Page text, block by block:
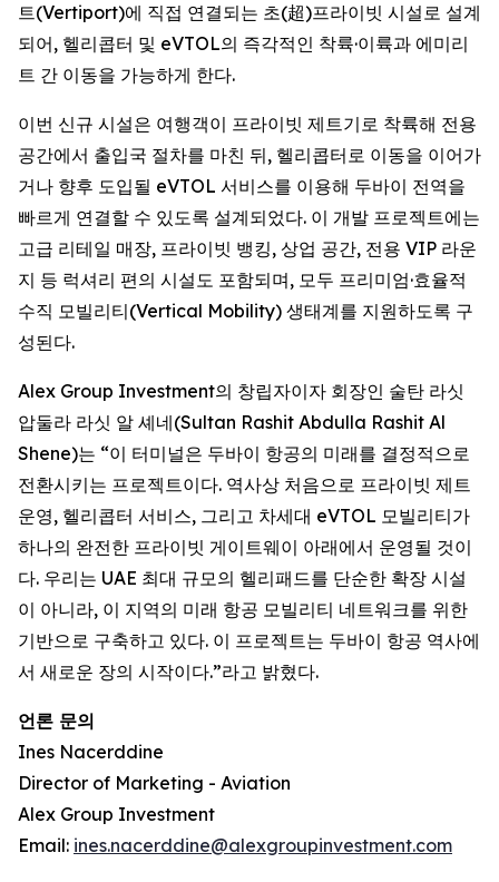
트(Vertiport)에 직접 연결되는 초(超)프라이빗 시설로 설계
되어, 헬리콥터 및 eVTOL의 즉각적인 착륙·이륙과 에미리
트 간 이동을 가능하게 한다.
이번 신규 시설은 여행객이 프라이빗 제트기로 착륙해 전용
공간에서 출입국 절차를 마친 뒤, 헬리콥터로 이동을 이어가
거나 향후 도입될 eVTOL 서비스를 이용해 두바이 전역을
빠르게 연결할 수 있도록 설계되었다. 이 개발 프로젝트에는
고급 리테일 매장, 프라이빗 뱅킹, 상업 공간, 전용 VIP 라운
지 등 럭셔리 편의 시설도 포함되며, 모두 프리미엄·효율적
수직 모빌리티(Vertical Mobility) 생태계를 지원하도록 구
성된다.
Alex Group Investment의 창립자이자 회장인 술탄 라싯
압둘라 라싯 알 셰네(Sultan Rashit Abdulla Rashit Al
Shene)는 “이 터미널은 두바이 항공의 미래를 결정적으로
전환시키는 프로젝트이다. 역사상 처음으로 프라이빗 제트
운영, 헬리콥터 서비스, 그리고 차세대 eVTOL 모빌리티가
하나의 완전한 프라이빗 게이트웨이 아래에서 운영될 것이
다. 우리는 UAE 최대 규모의 헬리패드를 단순한 확장 시설
이 아니라, 이 지역의 미래 항공 모빌리티 네트워크를 위한
기반으로 구축하고 있다. 이 프로젝트는 두바이 항공 역사에
서 새로운 장의 시작이다.”라고 밝혔다.
언론 문의
Ines Nacerddine
Director of Marketing - Aviation
Alex Group Investment
Email: ines.nacerddine@alexgroupinvestment.com